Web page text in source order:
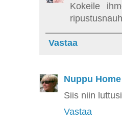
Kokeile
Vastaa
Nuppu Home
Siis niin
Vastaa